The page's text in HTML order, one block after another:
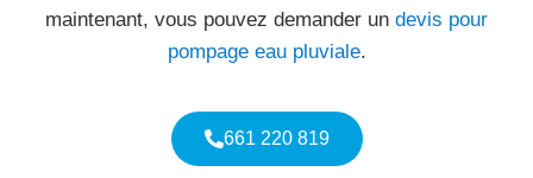
maintenant, vous pouvez demander un devis pour
pompage eau pluviale.
661 220 819